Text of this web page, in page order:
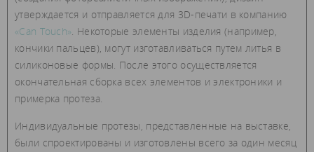
утверждается и отправляется для 3D-печати в компанию
«Can Touch». Некоторые элементы изделия (например,
кончики пальцев), могут изготавливаться путем литья в
силиконовые формы. После этого осуществляется
окончательная сборка всех элементов и электроники и
примерка протеза.
Индивидуальные протезы, представленные на выставке,
были спроектированы и изготовлены всего за один месяц